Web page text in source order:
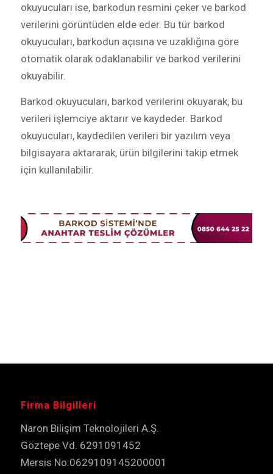
okuyucuları ise, barkodun resmini çeker ve barkod
verilerini görüntüden elde eder. Bu tür barkod
okuyucuları, barkodun açısına ve uzaklığına göre
otomatik olarak odaklanabilir ve barkod verilerini
okuyabilir.
Barkod okuyucuları, barkod verilerini okuyarak, bu
verileri işlemciye aktarır ve kaydeder. Barkod
okuyucuları, kaydedilen verileri bir yazılım veya
bilgisayara aktararak, ürün bilgilerini takip etmek
için kullanılabilir.
Firma Bilgilleri
Naron Bilişim Teknolojileri A.Ş.
Göztepe Vd. 6291091452
Mersis No:0629109145200001